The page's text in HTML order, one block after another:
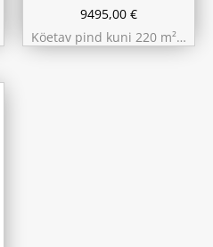
9495,00 €
Köetav pind kuni 220 m²…